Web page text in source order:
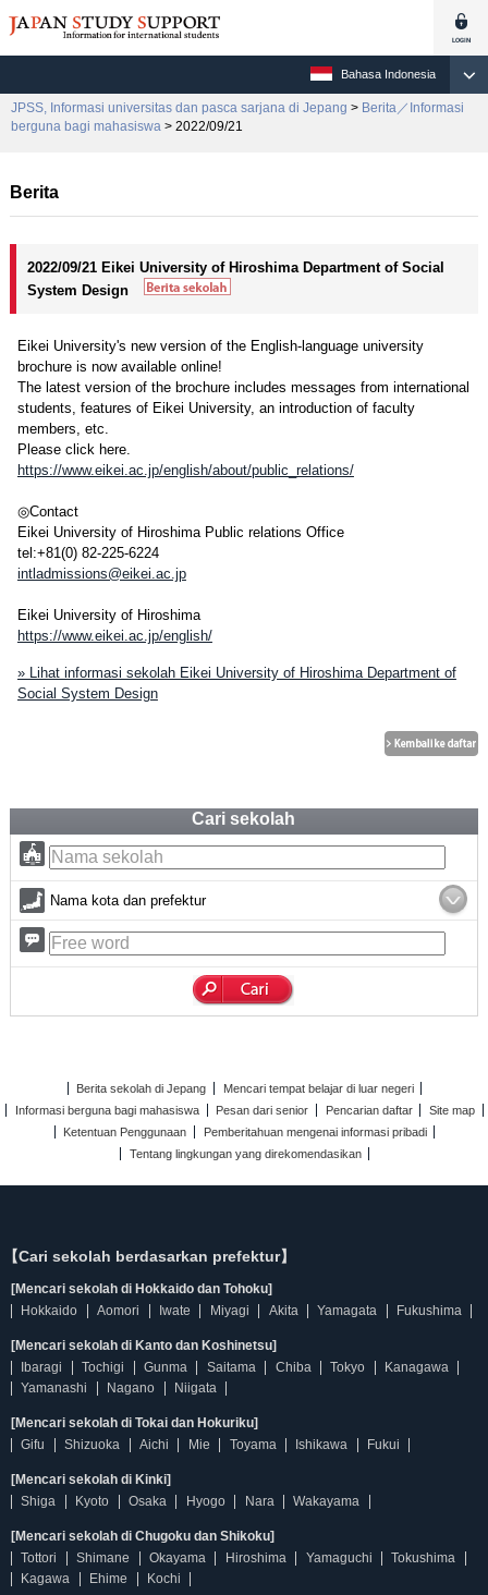
Bahasa Indonesia
JPSS, Informasi universitas dan pasca sarjana di Jepang > Berita／Informasi
berguna bagi mahasiswa > 2022/09/21
Berita
2022/09/21 Eikei University of Hiroshima Department of Social
System Design
Eikei University's new version of the English-language university
brochure is now available online!
The latest version of the brochure includes messages from international
students, features of Eikei University, an introduction of faculty
members, etc.
Please click here.
https://www.eikei.ac.jp/english/about/public_relations/
◎Contact
Eikei University of Hiroshima Public relations Office
tel:+81(0) 82-225-6224
intladmissions@eikei.ac.jp
Eikei University of Hiroshima
https://www.eikei.ac.jp/english/
» Lihat informasi sekolah Eikei University of Hiroshima Department of
Social System Design
Cari sekolah
Nama kota dan prefektur
Berita sekolah di Jepang
Mencari tempat belajar di luar negeri
Informasi berguna bagi mahasiswa
Pesan dari senior Pencarian daftar
Site map
Ketentuan Penggunaan
Pemberitahuan mengenai informasi pribadi
Tentang lingkungan yang direkomendasikan
【Cari sekolah berdasarkan prefektur】
[Mencari sekolah di Hokkaido dan Tohoku]
Hokkaido
Aomori Iwate Miyagi Akita Yamagata Fukushima
[Mencari sekolah di Kanto dan Koshinetsu]
Ibaragi
Tochigi Gunma Saitama Chiba Tokyo
Kanagawa
Yamanashi
Nagano Niigata
[Mencari sekolah di Tokai dan Hokuriku]
Gifu
Shizuoka Aichi Mie Toyama Ishikawa Fukui
[Mencari sekolah di Kinki]
Shiga
Kyoto Osaka Hyogo Nara Wakayama
[Mencari sekolah di Chugoku dan Shikoku]
Tottori
Shimane Okayama Hiroshima Yamaguchi
Tokushima
Kagawa
Ehime Kochi